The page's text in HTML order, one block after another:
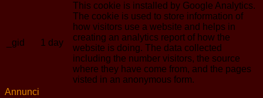
_gid 1 day
This cookie is installed by Google Analytics.
The cookie is used to store information of
how visitors use a website and helps in
creating an analytics report of how the
website is doing. The data collected
including the number visitors, the source
where they have come from, and the pages
visted in an anonymous form.
Annunci